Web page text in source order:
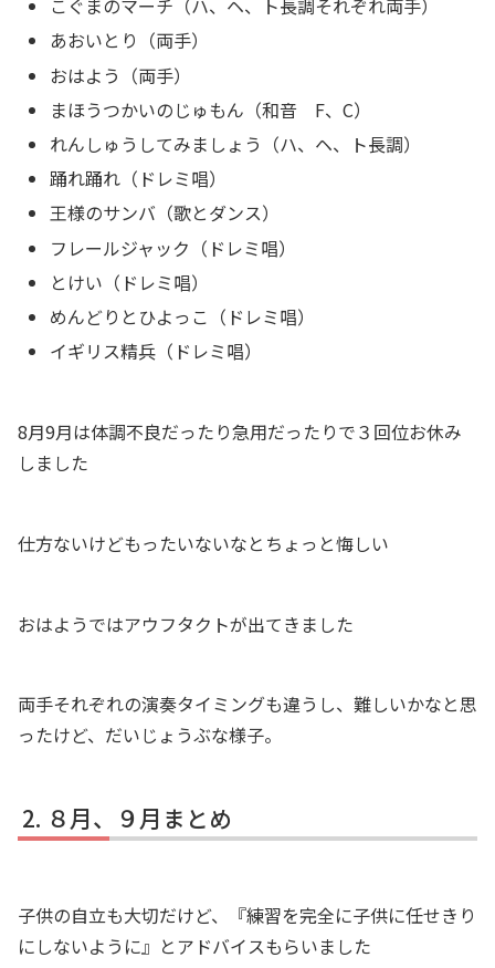
こぐまのマーチ（ハ、ヘ、ト長調それぞれ両手）
あおいとり（両手）
おはよう（両手）
まほうつかいのじゅもん（和音 F、C）
れんしゅうしてみましょう（ハ、ヘ、ト長調）
踊れ踊れ（ドレミ唱）
王様のサンバ（歌とダンス）
フレールジャック（ドレミ唱）
とけい（ドレミ唱）
めんどりとひよっこ（ドレミ唱）
イギリス精兵（ドレミ唱）
8月9月は体調不良だったり急用だったりで３回位お休み
しました
仕方ないけどもったいないなとちょっと悔しい
おはようではアウフタクトが出てきました
両手それぞれの演奏タイミングも違うし、難しいかなと思
ったけど、だいじょうぶな様子。
８月、９月まとめ
子供の自立も大切だけど、『練習を完全に子供に任せきり
にしないように』とアドバイスもらいました